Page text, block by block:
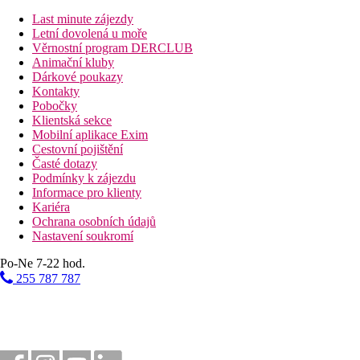
114 km
Vzdálenost od nejbližšího letiště
4 km
Centrum města
Pláž
Plážová dovolená
Fotogalerie
Last minute zájezdy
Letní dovolená u moře
Věrnostní program DERCLUB
Animační kluby
Dárkové poukazy
Kontakty
Pobočky
Klientská sekce
Mobilní aplikace Exim
Cestovní pojištění
Časté dotazy
Podmínky k zájezdu
Informace pro klienty
Kariéra
Ochrana osobních údajů
Nastavení soukromí
Po-Ne 7-22 hod.
255 787 787